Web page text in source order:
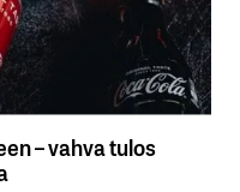
– vahva tulos